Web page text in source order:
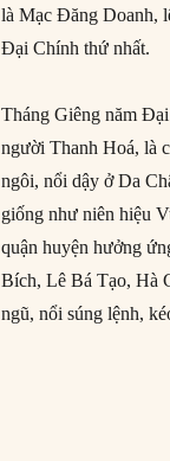
là Mạc Đăng Doanh,
Đại Chính thứ nhất.
Tháng Giêng năm
người Thanh Hoá, là
ngôi, nổi dậy ở Da
giống như niên hiệu
quận huyện hưởng
Bích, Lê Bá Tạo, Hà
ngũ, nổi súng lệnh,